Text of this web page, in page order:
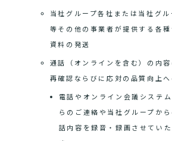
当社グループ各社または当社グ
等その他の事業者が提供する各種
資料の発送
通話（オンラインを含む）の内
再確認ならびに応対の品質向上へ
電話やオンライン会議システ
らのご連絡や当社グループか
話内容を録音・録画させてい